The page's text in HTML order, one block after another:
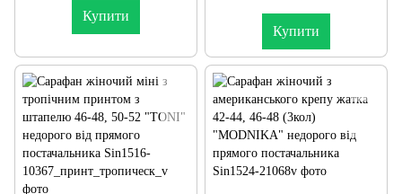
Купити
Купити